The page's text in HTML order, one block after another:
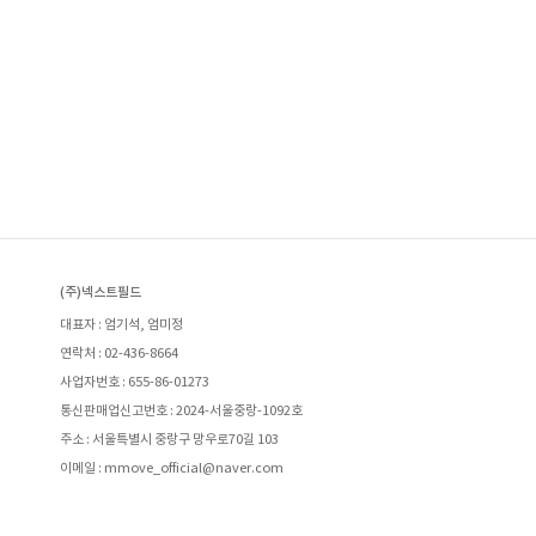
(주)넥스트필드
대표자 : 엄기석, 엄미정
연락처 : 02-436-8664
사업자번호 : 655-86-01273
통신판매업신고번호 : 2024-서울중랑-1092호
주소 : 서울특별시 중랑구 망우로70길 103
이메일 : mmove_official@naver.com